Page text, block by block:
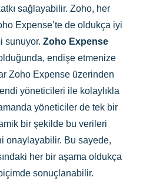
sağlayabilir. Zoho, her
Expense’te de oldukça iyi
sunuyor. Zoho Expense
endişe etmenize
Zoho Expense üzerinden
yöneticileri ile kolaylıkla
yöneticiler de tek bir
bir şekilde bu verileri
onaylayabilir. Bu sayede,
her bir aşama oldukça
sonuçlanabilir.